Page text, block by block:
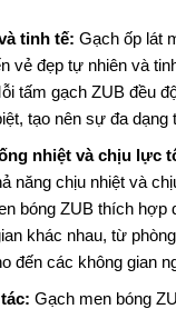
tinh tế: Gạch ốp lát
vẻ đẹp tự nhiên và
tấm gạch ZUB đều
tạo nên sự đa dạng
nhiệt và chịu lực
năng chịu nhiệt và
bóng ZUB thích hợp
khác nhau, từ
đến các không gian
Gạch men bóng